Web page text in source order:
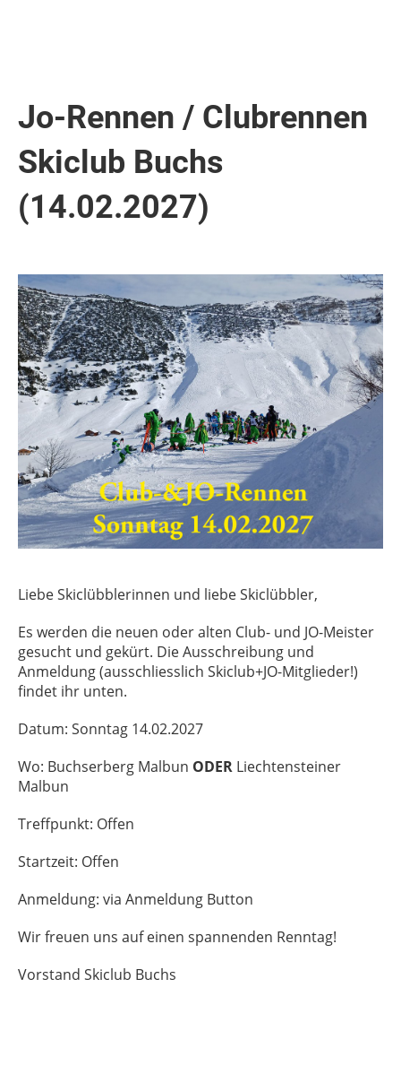
Jo-Rennen / Clubrennen
Skiclub Buchs
(14.02.2027)
Liebe Skiclübblerinnen und liebe Skiclübbler,
Es werden die neuen oder alten Club- und JO-Meister
gesucht und gekürt. Die Ausschreibung und
Anmeldung (ausschliesslich Skiclub+JO-Mitglieder!)
findet ihr unten.
Datum: Sonntag 14.02.2027
Wo: Buchserberg Malbun ODER Liechtensteiner
Malbun
Treffpunkt: Offen
Startzeit: Offen
Anmeldung: via Anmeldung Button
Wir freuen uns auf einen spannenden Renntag!
Vorstand Skiclub Buchs